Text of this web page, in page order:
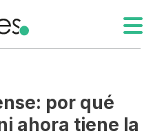
por qué
ahora tiene la